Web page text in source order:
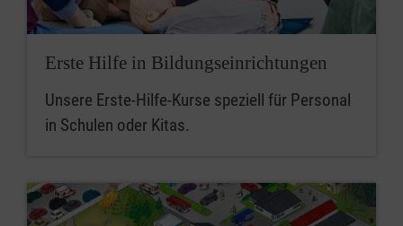
Erste Hilfe in Bildungseinrichtungen
Unsere Erste-Hilfe-Kurse speziell für Personal
in Schulen oder Kitas.